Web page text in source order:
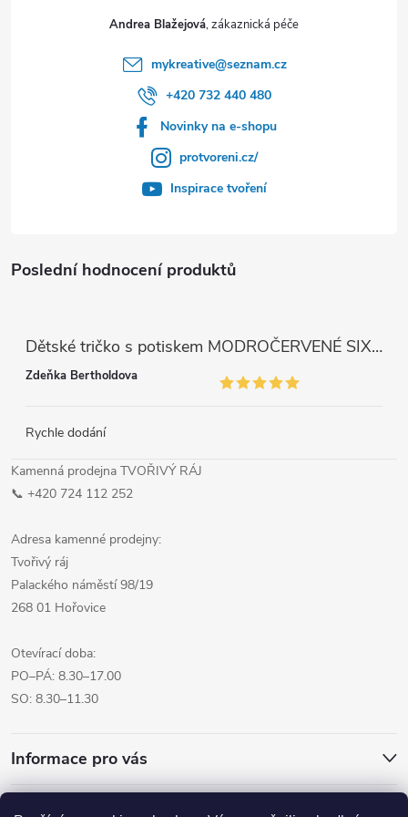
Poslední hodnocení produktů
Dětské tričko s potiskem MODROČERVENÉ SIX SEVEN 67
Zdeňka Bertholdova
Rychle dodání
Kamenná prodejna TVOŘIVÝ RÁJ
📞 +420 724 112 252
Adresa kamenné prodejny:
Tvořivý ráj
Palackého náměstí 98/19
268 01 Hořovice
Otevírací doba:
PO–PÁ: 8.30–17.00
SO: 8.30–11.30
Informace pro vás
Andrea Blažejová
mykreative@seznam.cz
+420 732 440 480
Novinky na e-shopu
protvoreni.cz/
Inspirace tvoření
Přijímáme online platby